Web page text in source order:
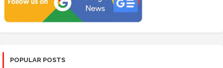
POPULAR POSTS